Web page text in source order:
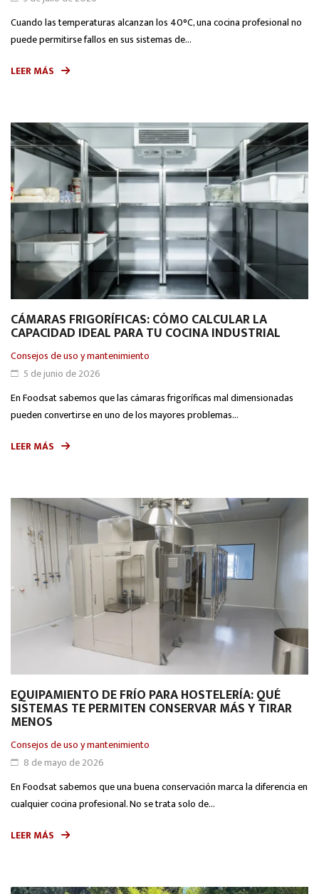
Cuando las temperaturas alcanzan los 40°C, una cocina profesional no
puede permitirse fallos en sus sistemas de...
LEER MÁS
CÁMARAS FRIGORÍFICAS: CÓMO CALCULAR LA
CAPACIDAD IDEAL PARA TU COCINA INDUSTRIAL
Consejos de uso y mantenimiento
5 de junio de 2026
En Foodsat sabemos que las cámaras frigoríficas mal dimensionadas
pueden convertirse en uno de los mayores problemas...
LEER MÁS
EQUIPAMIENTO DE FRÍO PARA HOSTELERÍA: QUÉ
SISTEMAS TE PERMITEN CONSERVAR MÁS Y TIRAR
MENOS
Consejos de uso y mantenimiento
8 de mayo de 2026
En Foodsat sabemos que una buena conservación marca la diferencia en
cualquier cocina profesional. No se trata solo de...
LEER MÁS